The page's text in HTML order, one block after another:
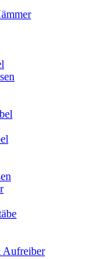
Aufreiber